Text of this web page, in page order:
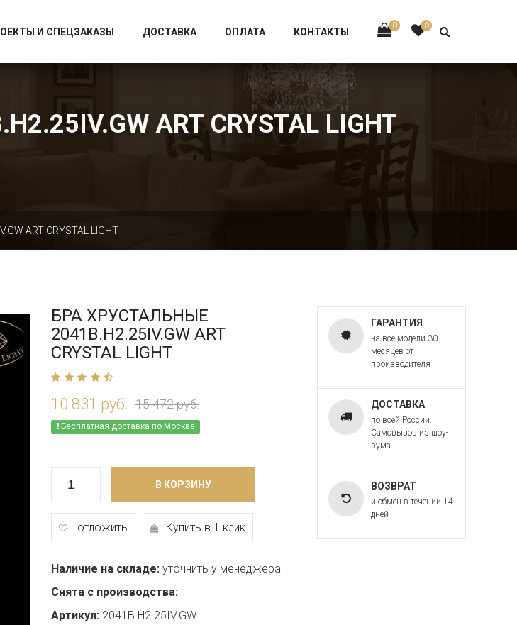
0 0
И СПЕЦЗАКАЗЫ ДОСТАВКА ОПЛАТА КОНТАКТЫ
ART CRYSTAL LIGHT
ART CRYSTAL LIGHT
БРА ХРУСТАЛЬНЫЕ
2041B.H2.25IV.GW ART
CRYSTAL LIGHT
10 831 руб. 15 472 руб.
Бесплатная доставка по Москве
В КОРЗИНУ
отложить Купить в 1 клик
Наличие на складе: уточнить у менеджера
Снята с производства:
Артикул: 2041B.H2.25IV.GW
ГАРАНТИЯ
на все модели 30
месяцев от
производителя
ДОСТАВКА
по всей России.
Самовывоз из шоу-
рума
ВОЗВРАТ
и обмен в течении 14
дней